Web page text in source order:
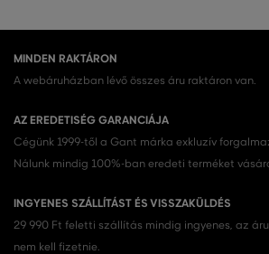
MINDEN RAKTÁRON
A webáruházban lévő összes áru raktáron van.
AZ EREDETISÉG GARANCIÁJA
Cégünk 1999-től a Gant márka exkluzív
Nálunk mindig 100%-ban eredeti terméket
INGYENES SZÁLLÍTÁST ÉS VISSZAKÜLDÉS
29 990 Ft feletti szállítás mindig ingyenes, az
nem kell fizetnie.